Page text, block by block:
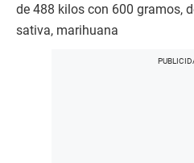
de 488 kilos con 600 gramos,
sativa, marihuana